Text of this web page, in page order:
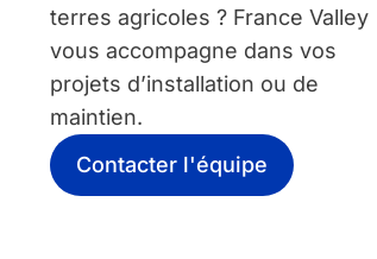
terres agricoles ? France Valley
vous accompagne dans vos
projets d’installation ou de
maintien.
Contacter l'équipe